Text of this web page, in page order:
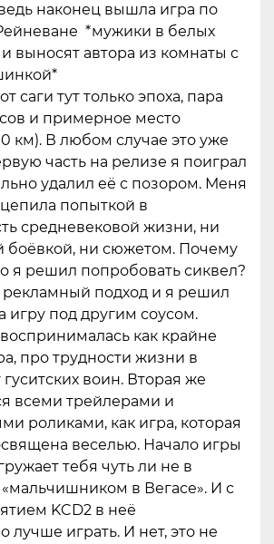
наконец вышла игра по
*мужики в белых
и выносят автора из комнаты с
саги тут только эпоха, пара
и примерное место
км). В любом случае это уже
часть на релизе я поиграл
удалил её с позором. Меня
попыткой в
средневековой жизни, ни
боёвкой, ни сюжетом. Почему
я решил попробовать сиквел?
подход и я решил
игру под другим соусом.
как крайне
про трудности жизни в
воин. Вторая же
всеми трейлерами и
роликами, как игра, которая
веселью. Начало игры
тебя чуть ли не в
в Вегасе». И с
KCD2 в неё
лучше играть. И нет, это не